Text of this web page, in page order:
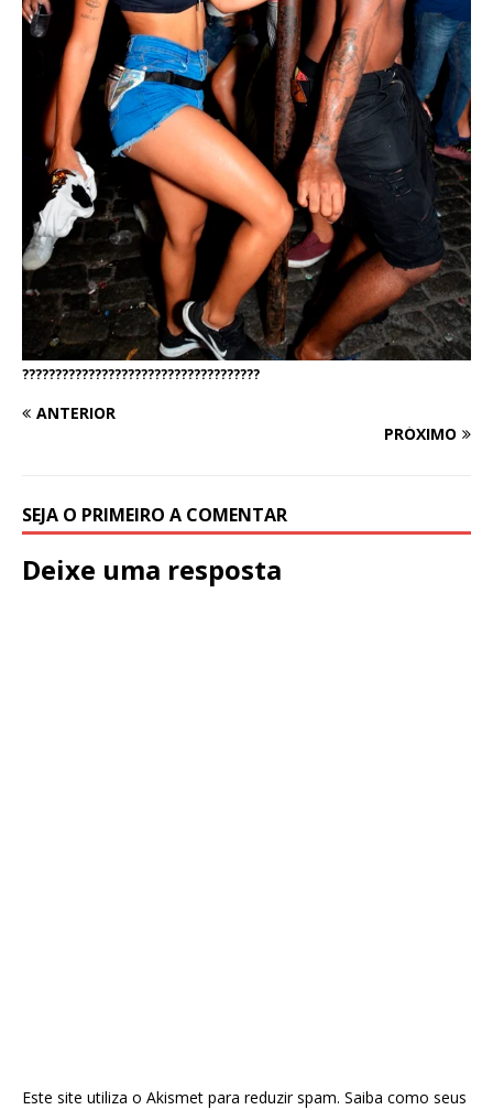
????????????????????????????????????
ANTERIOR
PRÓXIMO
SEJA O PRIMEIRO A COMENTAR
Deixe uma resposta
Este site utiliza o Akismet para reduzir spam. Saiba como seus